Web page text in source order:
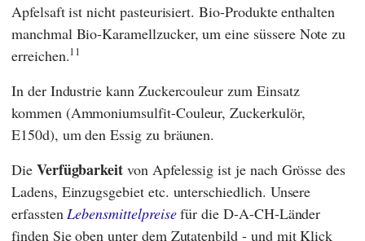
Apfelsaft ist nicht pasteurisiert. Bio-Produkte enthalten
manchmal Bio-Karamellzucker, um eine süssere Note zu
erreichen.11
In der Industrie kann Zuckercouleur zum Einsatz
kommen (Ammoniumsulfit-Couleur, Zuckerkulör,
E150d), um den Essig zu bräunen.
Die Verfügbarkeit von Apfelessig ist je nach Grösse des
Ladens, Einzugsgebiet etc. unterschiedlich. Unsere
erfassten Lebensmittelpreisefür die D-A-CH-Länder
finden Sie oben unter dem Zutatenbild - und mit Klick